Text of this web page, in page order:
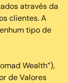
através da
clientes. A
tipo de
Wealth”),
de Valores